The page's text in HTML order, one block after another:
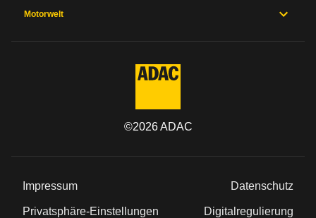
Motorwelt
©2026ADAC
Impressum Datenschutz
Privatsphäre-Einstellungen Digitalregulierung